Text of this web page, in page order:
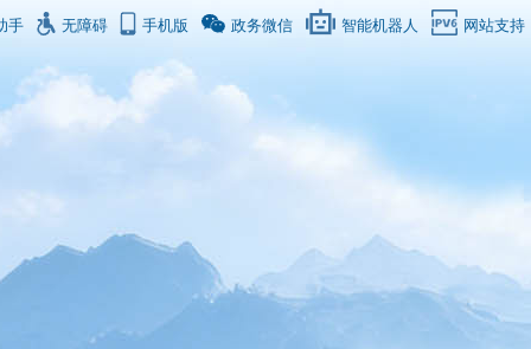
手 无障碍 手机版 政务微信 智能机器人 网站支持